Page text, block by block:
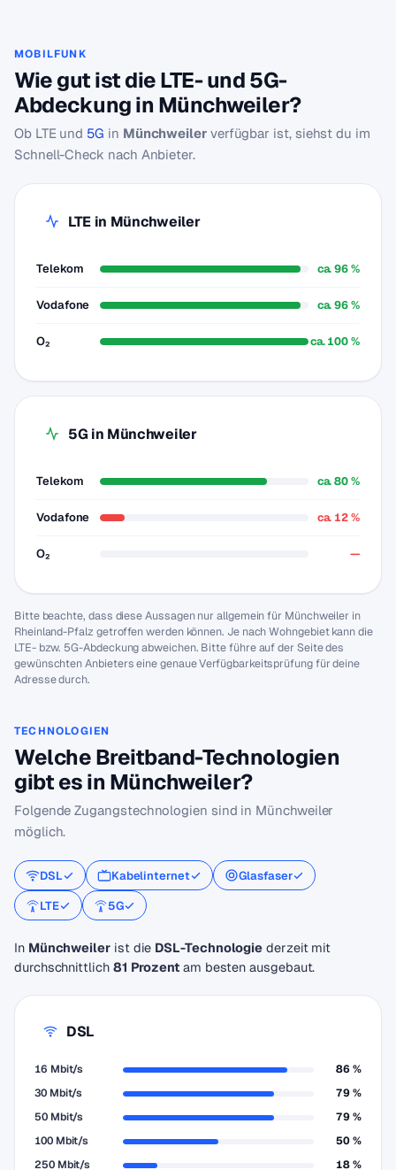
MOBILFUNK
Wie gut ist die LTE- und 5G-
Abdeckung in Münchweiler?
Ob LTE und 5G in Münchweilerverfügbar ist, siehst du im
Schnell-Check nach Anbieter.
LTE in Münchweiler
Telekom ca. 96 %
Vodafone ca. 96 %
O₂ ca. 100 %
5G in Münchweiler
Telekom ca. 80 %
Vodafone ca. 12 %
O₂ —
Bitte beachte, dass diese Aussagen nur allgemein für Münchweiler in
Rheinland-Pfalz getroffen werden können. Je nach Wohngebiet kann die
LTE- bzw. 5G-Abdeckung abweichen. Bitte führe auf der Seite des
gewünschten Anbieters eine genaue Verfügbarkeitsprüfung für deine
Adresse durch.
TECHNOLOGIEN
Welche Breitband-Technologien
gibt es in Münchweiler?
Folgende Zugangstechnologien sind in Münchweiler
möglich.
DSL Kabelinternet
Glasfaser
LTE
5G
In Münchweilerist die DSL-Technologie derzeit mit
durchschnittlich 81 Prozentam besten ausgebaut.
DSL
16 Mbit/s
86 %
30 Mbit/s
79 %
50 Mbit/s
79 %
100 Mbit/s
50 %
250 Mbit/s
18 %